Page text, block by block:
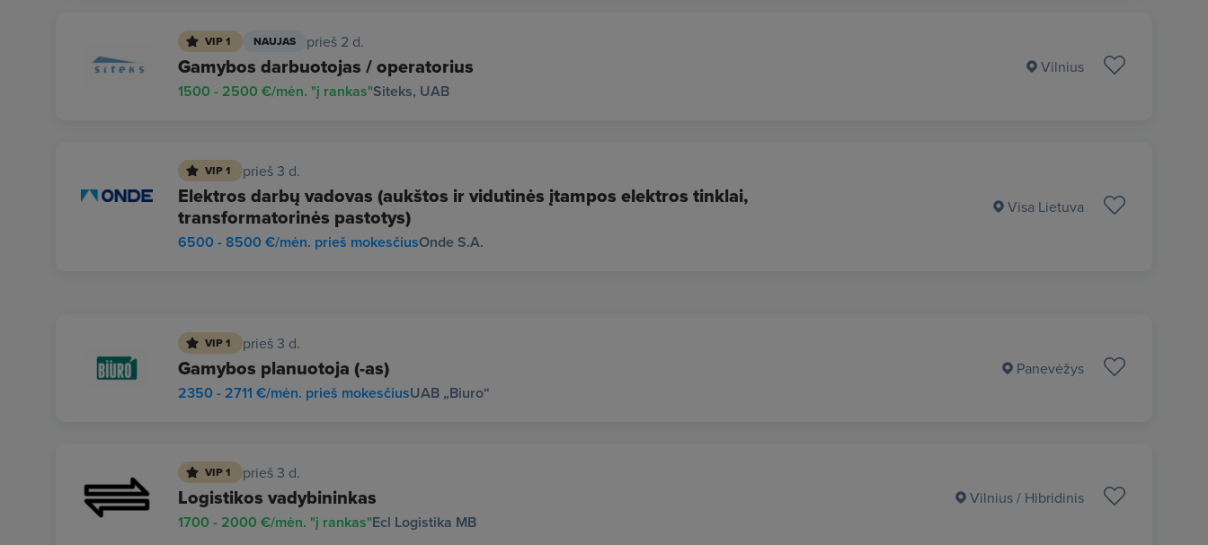
VIP 1 NAUJAS prieš 2 d.
Gamybos darbuotojas / operatorius
Siteks, UAB
1500 - 2500 €/mėn. "į rankas"
Vilnius
VIP 1 prieš 3 d.
Elektros darbų vadovas (aukštos ir vidutinės įtampos elektros tinklai,
transformatorinės pastotys)
Onde S.A.
6500 - 8500 €/mėn. prieš mokesčius
Visa Lietuva
VIP 1 prieš 3 d.
Gamybos planuotoja (-as)
UAB „Biuro“
2350 - 2711 €/mėn. prieš mokesčius
Panevėžys
VIP 1 prieš 3 d.
Logistikos vadybininkas
Ecl Logistika MB
1700 - 2000 €/mėn. "į rankas"
Vilnius/ Hibridinis